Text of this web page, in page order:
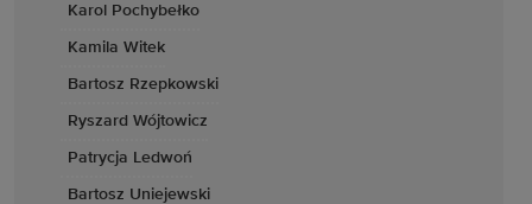
Karol Pochybełko
Kamila Witek
Bartosz Rzepkowski
Ryszard Wójtowicz
Patrycja Ledwoń
Bartosz Uniejewski